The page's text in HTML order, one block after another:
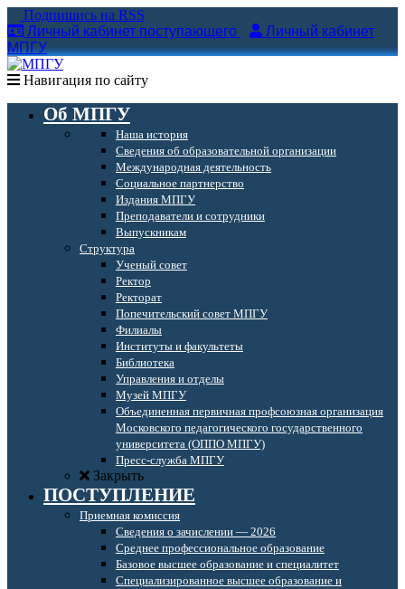
Подпишись на RSS
Личный кабинет поступающего
Личный кабинет
МПГУ
Навигация по сайту
Об МПГУ
Наша история
Сведения об образовательной организации
Международная деятельность
Социальное партнерство
Издания МПГУ
Преподаватели и сотрудники
Выпускникам
Структура
Ученый совет
Ректор
Ректорат
Попечительский совет МПГУ
Филиалы
Институты и факультеты
Библиотека
Управления и отделы
Музей МПГУ
Объединенная первичная профсоюзная организация
Московского педагогического государственного
университета (ОППО МПГУ)
Пресс-служба МПГУ
Закрыть
ПОСТУПЛЕНИЕ
Приемная комиссия
Сведения о зачислении — 2026
Среднее профессиональное образование
Базовое высшее образование и специалитет
Специализированное высшее образование и